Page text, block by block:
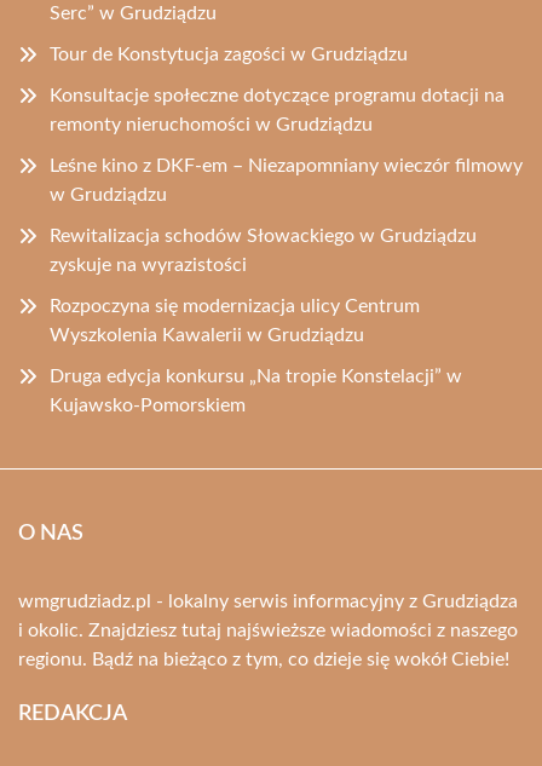
Serc” w Grudziądzu
Tour de Konstytucja zagości w Grudziądzu
Konsultacje społeczne dotyczące programu dotacji na
remonty nieruchomości w Grudziądzu
Leśne kino z DKF-em – Niezapomniany wieczór filmowy
w Grudziądzu
Rewitalizacja schodów Słowackiego w Grudziądzu
zyskuje na wyrazistości
Rozpoczyna się modernizacja ulicy Centrum
Wyszkolenia Kawalerii w Grudziądzu
Druga edycja konkursu „Na tropie Konstelacji” w
Kujawsko-Pomorskiem
O NAS
wmgrudziadz.pl - lokalny serwis informacyjny z Grudziądza
i okolic. Znajdziesz tutaj najświeższe wiadomości z naszego
regionu. Bądź na bieżąco z tym, co dzieje się wokół Ciebie!
REDAKCJA